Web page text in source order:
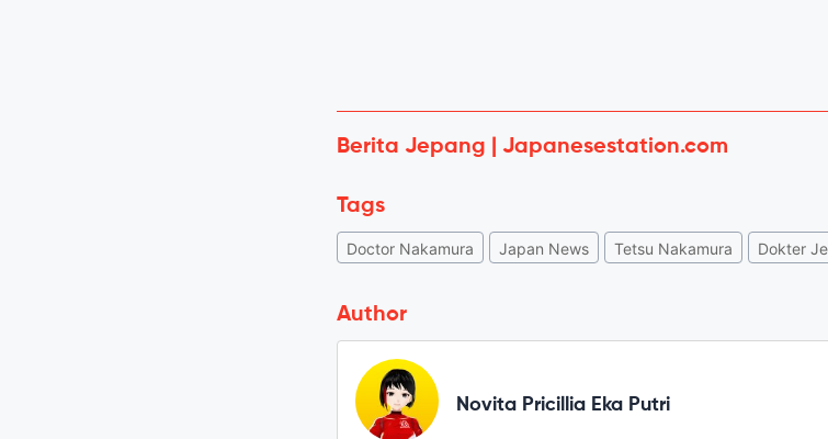
Berita Jepang | Japanesestation.com
Tags
Doctor Nakamura Japan News Tetsu Nakamura Dokter
Author
Novita Pricillia Eka Putri